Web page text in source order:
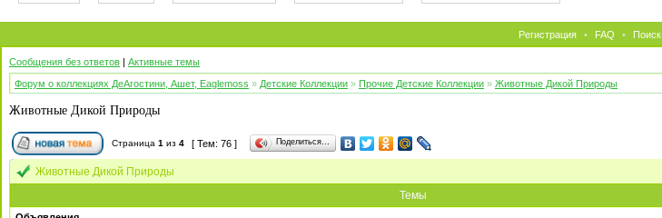
Регистрация • FAQ • Поиск
Сообщения без ответов | Активные темы
Форум о коллекциях ДеАгостини, Ашет, Eaglemoss » Детские Коллекции » Прочие Детские Коллекции » Животные Дикой Природы
Животные Дикой Природы
Страница 1 из 4 [ Тем: 76 ] Поделиться…
Животные Дикой Природы
Темы